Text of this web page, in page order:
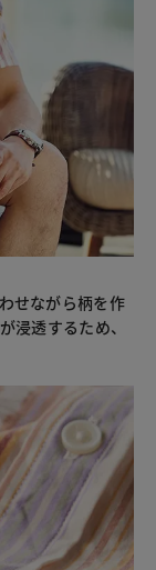
せながら柄を作
浸透するため、